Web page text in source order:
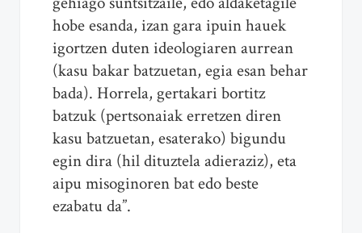
hobe esanda, izan gara ipuin hauek
igortzen duten ideologiaren aurrean
(kasu bakar batzuetan, egia esan behar
bada). Horrela, gertakari bortitz
batzuk (pertsonaiak erretzen diren
kasu batzuetan, esaterako) bigundu
egin dira (hil dituztela adieraziz), eta
aipu misoginoren bat edo beste
ezabatu da”.